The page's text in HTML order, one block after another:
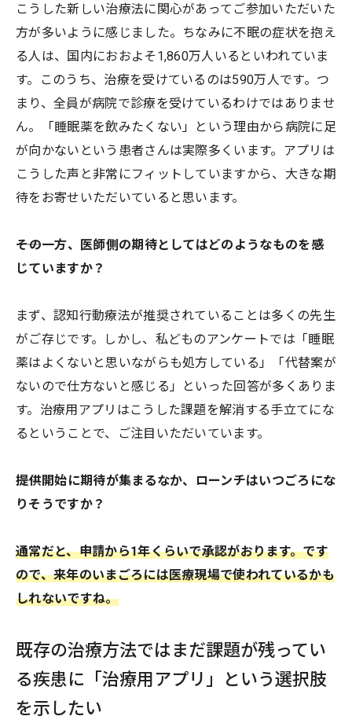
こうした新しい治療法に関心があってご参加いただいた
方が多いように感じました。ちなみに不眠の症状を抱え
る人は、国内におおよそ1,860万人いるといわれていま
す。このうち、治療を受けているのは590万人です。つ
まり、全員が病院で診療を受けているわけではありませ
ん。「睡眠薬を飲みたくない」という理由から病院に足
が向かないという患者さんは実際多くいます。アプリは
こうした声と非常にフィットしていますから、大きな期
待をお寄せいただいていると思います。
――その一方、医師側の期待としてはどのようなものを感
じていますか？
まず、認知行動療法が推奨されていることは多くの先生
がご存じです。しかし、私どものアンケートでは「睡眠
薬はよくないと思いながらも処方している」「代替案が
ないので仕方ないと感じる」といった回答が多くありま
す。治療用アプリはこうした課題を解消する手立てにな
るということで、ご注目いただいています。
――提供開始に期待が集まるなか、ローンチはいつごろにな
りそうですか？
通常だと、申請から1年くらいで承認がおります。です
ので、来年のいまごろには医療現場で使われているかも
しれないですね。
既存の治療方法ではまだ課題が残ってい
る疾患に「治療用アプリ」という選択肢
を示したい